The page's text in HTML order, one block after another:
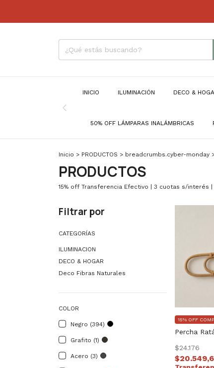
INICIO ILUMINACIÓN DECO &
50% OFF LÁMPARAS INALÁMBRICAS
Inicio > PRODUCTOS > breadcrumbs.cyber-monday
PRODUCTOS
15% off Transferencia Efectivo | 3 cuotas s/interés
Filtrar por
CATEGORÍAS
ILUMINACION
DECO & HOGAR
Deco Fibras Naturales
COLOR
Negro (394)
Grafito (1)
Acero (3)
Percha
$24.176
15% OFF